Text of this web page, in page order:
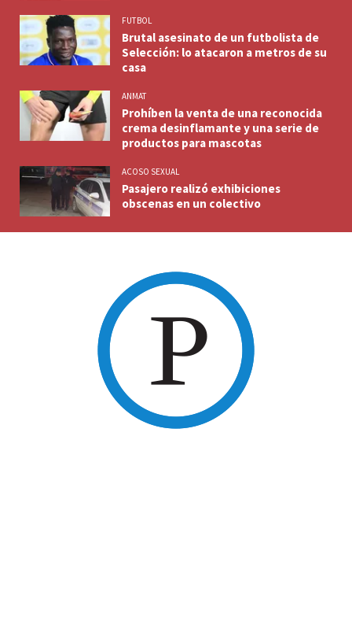
FUTBOL
Brutal asesinato de un futbolista de
Selección: lo atacaron a metros de su
casa
ANMAT
Prohíben la venta de una reconocida
crema desinflamante y una serie de
productos para mascotas
ACOSO SEXUAL
Pasajero realizó exhibiciones
obscenas en un colectivo